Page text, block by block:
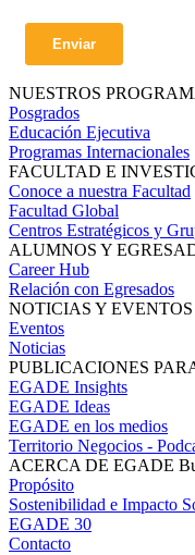
NUESTROS
Posgrados
Educación Ejecutiva
Programas Internacionales
FACULTAD E
Conoce a nuestra Facultad
Facultad Global
Centros Estratégicos y
ALUMNOS Y
Career Hub
Relación con Egresados
NOTICIAS Y EVENTOS
Eventos
Noticias
PUBLICACIONES
EGADE Insights
EGADE Ideas
EGADE en los medios
Territorio Negocios -
ACERCA DE EGADE
Propósito
Sostenibilidad e Impacto
EGADE 30
Contacto